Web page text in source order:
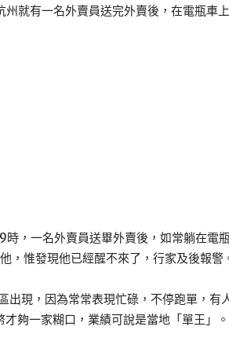
就有一名外賣員送完外賣後，在電瓶車
，一名外賣員送畢外賣後，如常躺在電
，惟發現他已經醒不來了，行家及後報警
出現，因為常常表現忙碌，不停跑單，有
夠一家糊口，業績可說是當地「單王」。